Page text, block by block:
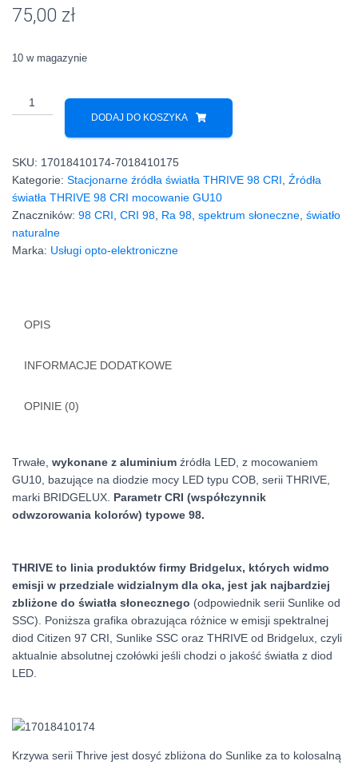
75,00 zł
10 w magazynie
ilość
Polski
7W
6500K
CRI
98
LED
Bridgelux
DODAJ DO KOSZYKA
SKU: 17018410174-7018410175
Kategorie: Stacjonarne źródła światła THRIVE 98 CRI Źródła
światła THRIVE 98 CRI mocowanie GU10
Znaczników: 98 CRI CRI 98 Ra 98 spektrum słoneczne światło
naturalne
Marka: Usługi opto-elektroniczne
OPIS
INFORMACJE DODATKOWE
OPINIE (0)
Trwałe, wykonane z aluminium źródła LED, z mocowaniem
GU10, bazujące na diodzie mocy LED typu COB, serii THRIVE,
marki BRIDGELUX. Parametr CRI (współczynnik
odwzorowania kolorów) typowe 98.
THRIVE to linia produktów firmy Bridgelux, których widmo
emisji w przedziale widzialnym dla oka, jest jak najbardziej
zbliżone do światła słonecznego (odpowiednik serii Sunlike od
SSC). Poniższa grafika obrazująca różnice w emisji spektralnej
diod Citizen 97 CRI, Sunlike SSC oraz THRIVE od Bridgelux, czyli
aktualnie absolutnej czołówki jeśli chodzi o jakość światła z diod
LED.
Krzywa serii Thrive jest dosyć zbliżona do Sunlike za to kolosalną